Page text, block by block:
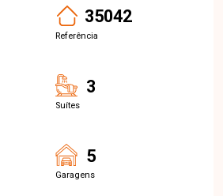
35042
Referência
3
Suítes
5
Garagens